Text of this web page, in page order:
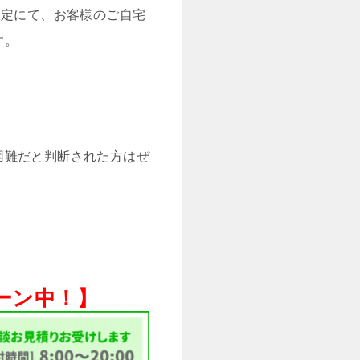
にて、お客様のご自宅
だと判断された方はぜ
中！】